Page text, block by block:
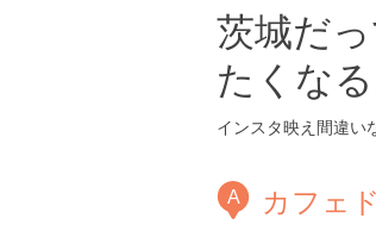
茨城だ
たくな
インスタ映え間違い
A カフェ